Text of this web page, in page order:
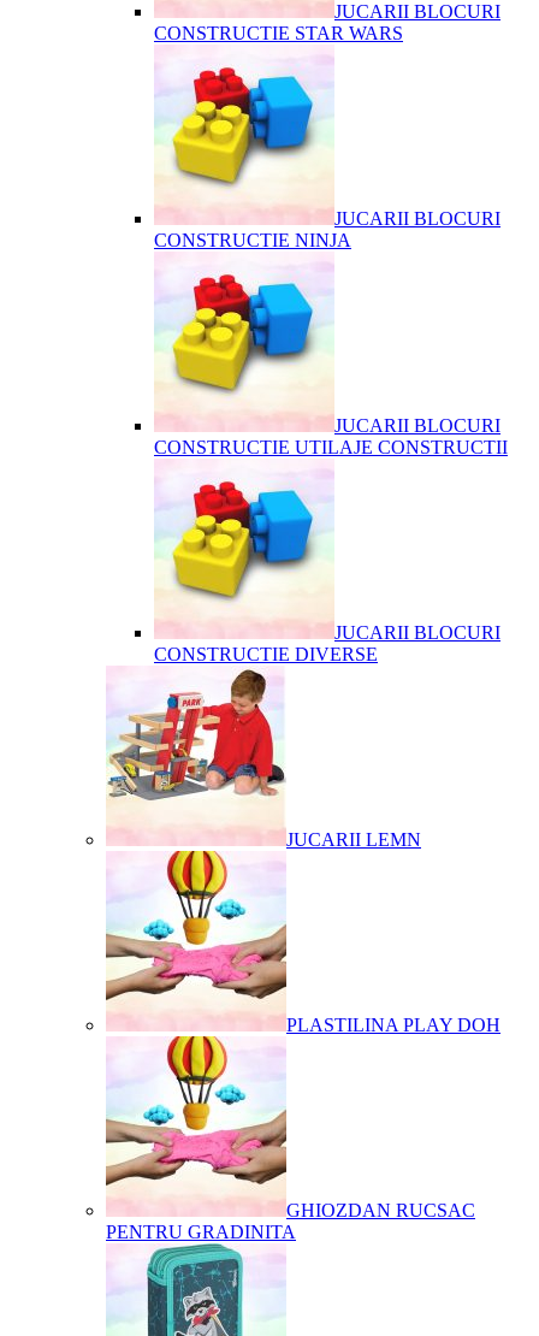
JUCARII BLOCURI
CONSTRUCTIE STAR WARS
JUCARII BLOCURI
CONSTRUCTIE NINJA
JUCARII BLOCURI
CONSTRUCTIE UTILAJE CONSTRUCTII
JUCARII BLOCURI
CONSTRUCTIE DIVERSE
JUCARII LEMN
PLASTILINA PLAY DOH
GHIOZDAN RUCSAC
PENTRU GRADINITA